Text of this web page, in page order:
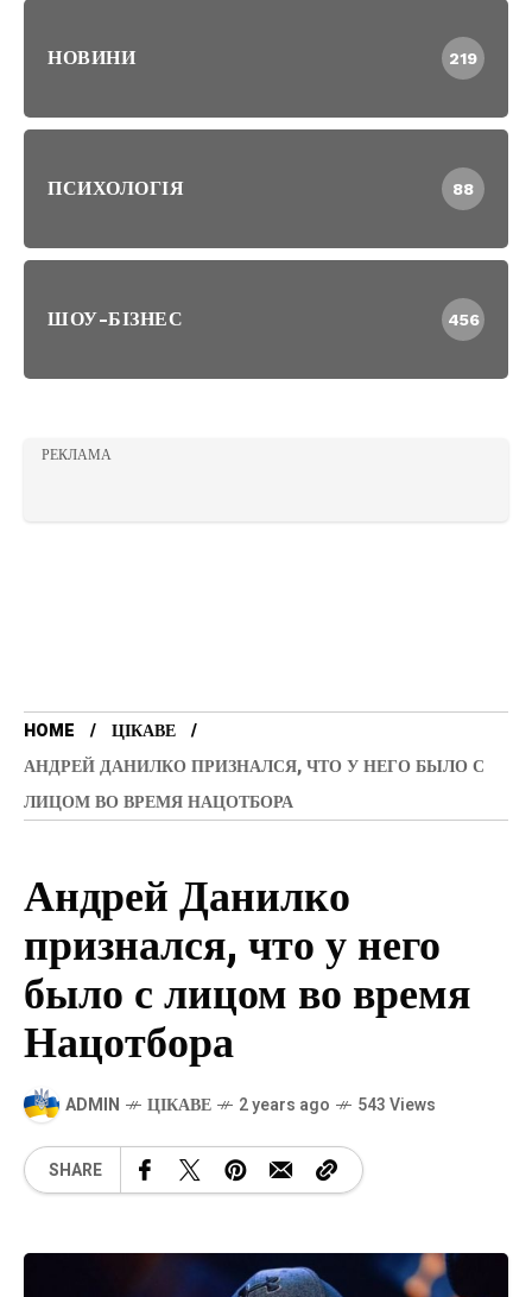
НОВИНИ 219
ПСИХОЛОГІЯ 88
ШОУ-БІЗНЕС 456
РЕКЛАМА
HOME
ЦІКАВЕ
АНДРЕЙ ДАНИЛКО ПРИЗНАЛСЯ, ЧТО У НЕГО БЫЛО С
ЛИЦОМ ВО ВРЕМЯ НАЦОТБОРА
Андрей Данилко
признался, что у него
было с лицом во время
Нацотбора
ADMIN ЦІКАВЕ 2 years ago 543 Views
SHARE